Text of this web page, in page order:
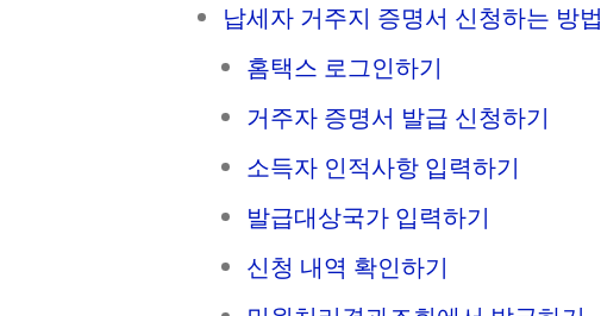
납세자 거주지 증명서 신청하는 방법
홈택스 로그인하기
거주자 증명서 발급 신청하기
소득자 인적사항 입력하기
발급대상국가 입력하기
신청 내역 확인하기